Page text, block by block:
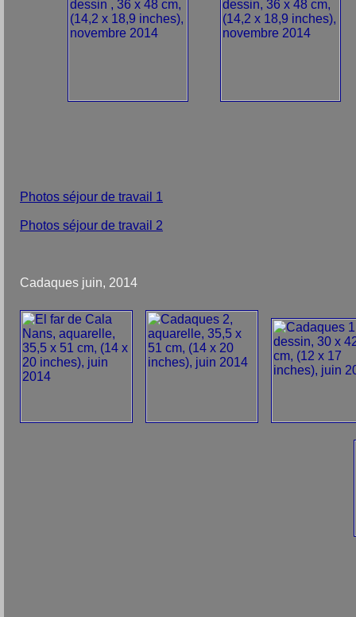
Photos séjour de travail 1
Photos séjour de travail 2
Cadaques juin, 2014